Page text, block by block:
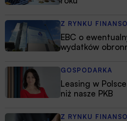
Z RYNKU
EBC o
wydatków
GOSPODARKA
Leasing w
niż nasze PKB
Z RYNKU